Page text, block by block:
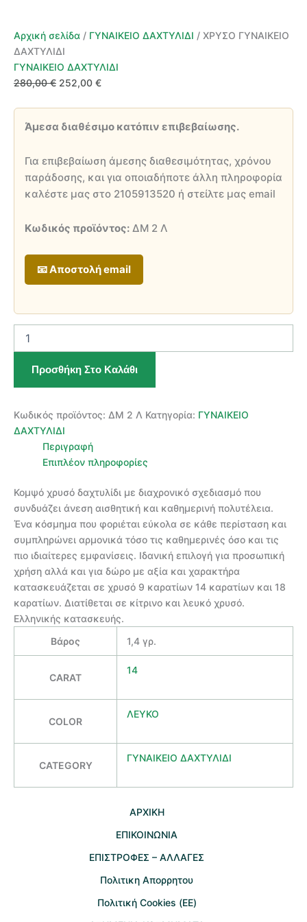
Αρχική σελίδα / ΓΥΝΑΙΚΕΙΟ ΔΑΧΤΥΛΙΔΙ / ΧΡΥΣΟ ΓΥΝΑΙΚΕΙΟ
ΔΑΧΤΥΛΙΔΙ
ΓΥΝΑΙΚΕΙΟ ΔΑΧΤΥΛΙΔΙ
280,00€ Original
280,00 €.
252,00 €Η
είναι:
Άμεσα διαθέσιμο κατόπιν επιβεβαίωσης.
Για επιβεβαίωση άμεσης διαθεσιμότητας, χρόνου
παράδοσης, και για οποιαδήποτε άλλη πληροφορία
καλέστε μας στο 2105913520 ή στείλτε μας email
Κωδικός προϊόντος: ΔΜ 2 Λ
📧 Αποστολή email
ΓΥΝΑΙΚΕΙΟ
ποσότητα
Προσθήκη Στο Καλάθι
Κωδικός προϊόντος: ΔΜ 2 Λ Κατηγορία: ΓΥΝΑΙΚΕΙΟ
ΔΑΧΤΥΛΙΔΙ
Περιγραφή
Επιπλέον πληροφορίες
Κομψό χρυσό δαχτυλίδι με διαχρονικό σχεδιασμό που
συνδυάζει άνεση αισθητική και καθημερινή πολυτέλεια.
Ένα κόσμημα που φοριέται εύκολα σε κάθε περίσταση και
συμπληρώνει αρμονικά τόσο τις καθημερινές όσο και τις
πιο ιδιαίτερες εμφανίσεις. Ιδανική επιλογή για προσωπική
χρήση αλλά και για δώρο με αξία και χαρακτήρα
κατασκευάζεται σε χρυσό 9 καρατίων 14 καρατίων και 18
καρατίων. Διατίθεται σε κίτρινο και λευκό χρυσό.
Ελληνικής κατασκευής.
Βάρος
1,4 γρ.
CARAT
14
COLOR
ΛΕΥΚΟ
CATEGORY
ΓΥΝΑΙΚΕΙΟ ΔΑΧΤΥΛΙΔΙ
AΡΧΙΚΗ
ΕΠΙΚΟΙΝΩΝΙΑ
EΠΙΣΤΡΟΦΕΣ – ΑΛΛΑΓΕΣ
Πολιτικη Απορρητου
Πολιτική Cookies (ΕΕ)